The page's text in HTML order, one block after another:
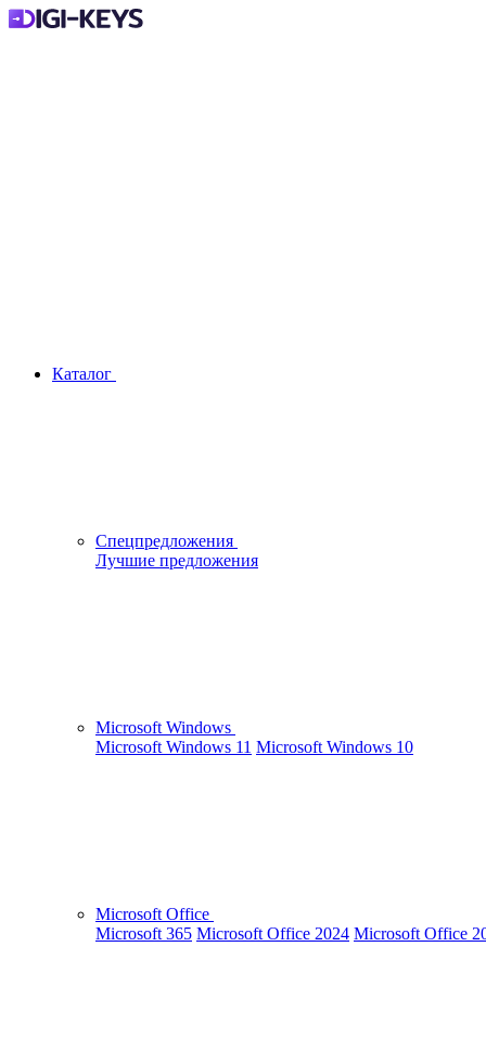
Каталог
Спецпредложения
Лучшие предложения
Microsoft Windows
Microsoft Windows 11 Microsoft Windows 10
Microsoft Office
Microsoft 365 Microsoft Office 2024 Microsoft Office